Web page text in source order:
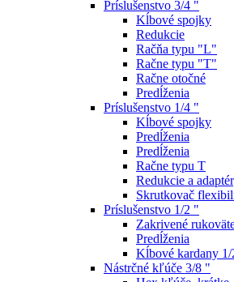
Príslušenstvo 3/4 "
Kĺbové spojky
Redukcie
Račňa typu "L"
Račne typu "T"
Račne otočné
Predĺženia
Príslušenstvo 1/4 "
Kĺbové spojky
Predĺženia
Predĺženia
Račne typu T
Redukcie a
Skrutkovač
Príslušenstvo 1/2 "
Zakrivené
Predĺženia
Kĺbové kardany
Nástrčné kľúče 3/8 "